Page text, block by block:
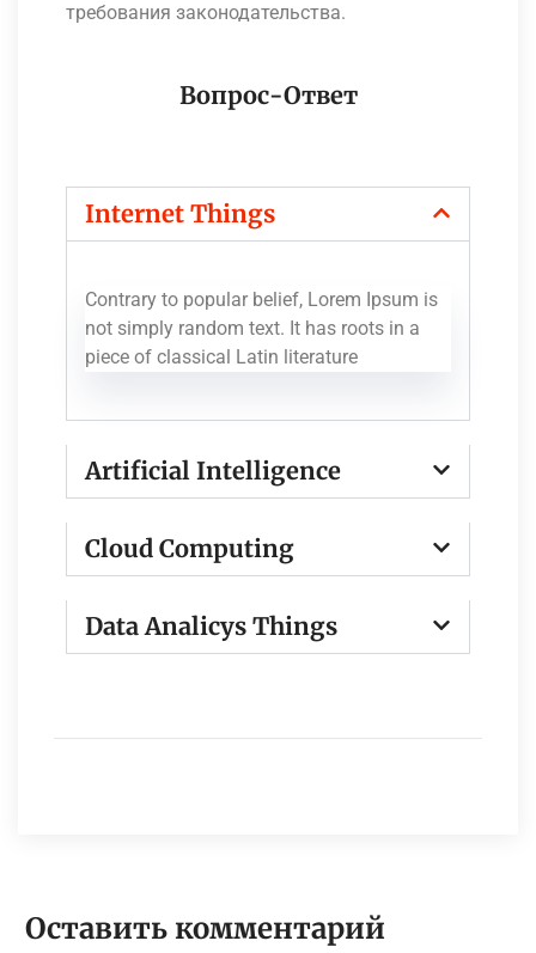
требования законодательства.
Вопрос-Ответ
Internet Things
Contrary to popular belief, Lorem Ipsum is
not simply random text. It has roots in a
piece of classical Latin literature
Artificial Intelligence
Cloud Computing
Data Analicys Things
Оставить комментарий